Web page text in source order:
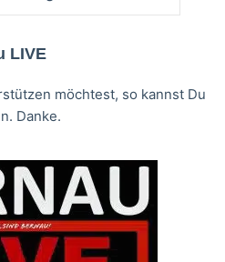
LIVE
möchtest, so kannst Du
Danke.